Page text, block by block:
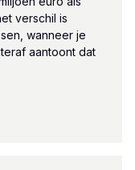
verschil is
wanneer je
aantoont dat